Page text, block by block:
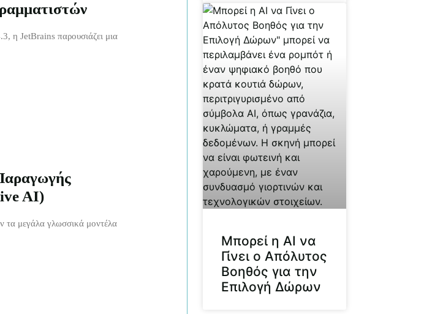
η JetBrains παρουσιάζει μια
AI)
τα μεγάλα γλωσσικά μοντέλα
Μπορεί η AI να
Γίνει ο Απόλυτος
Βοηθός για την
Επιλογή Δώρων